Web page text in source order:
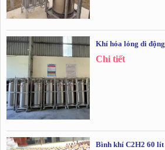
Khí hóa lỏng di động
Chi tiết
Bình khí C2H2 60 lít